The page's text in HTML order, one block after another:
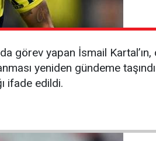
görev yapan İsmail
yeniden gündeme
ifade edildi.